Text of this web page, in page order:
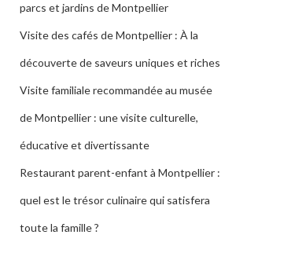
parcs et jardins de Montpellier
Visite des cafés de Montpellier : À la
découverte de saveurs uniques et riches
Visite familiale recommandée au musée
de Montpellier : une visite culturelle,
éducative et divertissante
Restaurant parent-enfant à Montpellier :
quel est le trésor culinaire qui satisfera
toute la famille ?